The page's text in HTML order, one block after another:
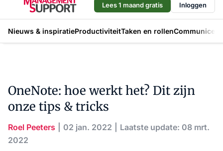
Lees 1 maand gratis Inloggen
Nieuws & inspiratieProductiviteitTaken en rollen
OneNote: hoe werkt het? Dit zijn
onze tips & tricks
Roel Peeters 02 jan. 2022
Laatste update: 08 mrt.
2022